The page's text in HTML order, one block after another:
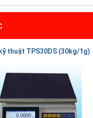
thuật TPS30DS (30kg/1g)